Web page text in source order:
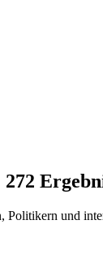
272
Politikern und